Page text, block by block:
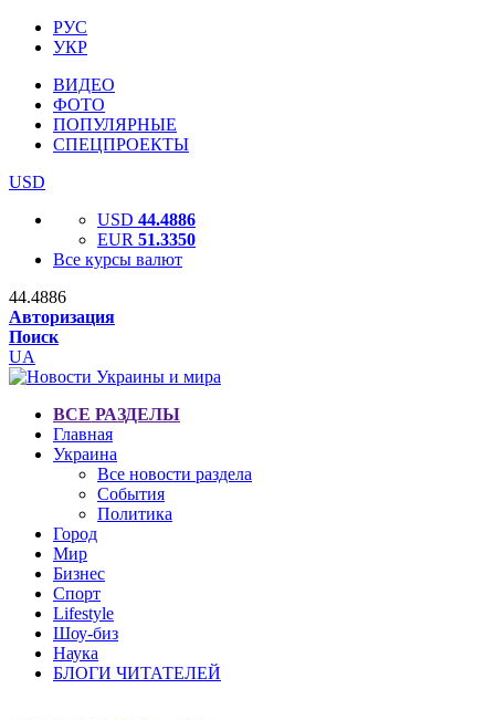
РУС
УКР
ВИДЕО
ФОТО
ПОПУЛЯРНЫЕ
СПЕЦПРОЕКТЫ
USD
USD 44.4886
EUR 51.3350
Все курсы валют
44.4886
Авторизация
Поиск
UA
ВСЕ РАЗДЕЛЫ
Главная
Украина
Все новости раздела
События
Политика
Город
Мир
Бизнес
Спорт
Lifestyle
Шоу-биз
Наука
БЛОГИ ЧИТАТЕЛЕЙ